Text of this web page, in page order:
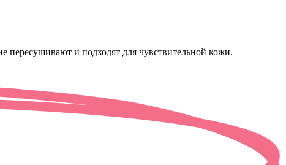
пересушивают и подходят для чувствительной кожи.